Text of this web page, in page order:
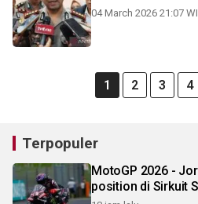
04 March 2026 21:07
1 2 3 4
Terpopuler
MotoGP 2026 -
position di